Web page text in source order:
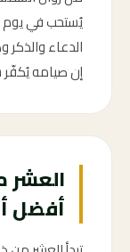
يُستحب في يوم
الدعاء
إن صيامه يُكفّر
أفضل